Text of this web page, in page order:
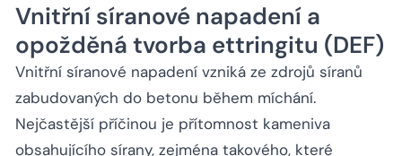
Vnitřní síranové napadení a
opožděná tvorba ettringitu (DEF)
Vnitřní síranové napadení vzniká ze zdrojů síranů
zabudovaných do betonu během míchání.
Nejčastější příčinou je přítomnost kameniva
obsahujícího sírany, zejména takového, které